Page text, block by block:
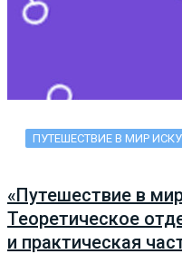
ПУТЕШЕСТВИЕ В МИР
«Путешествие в
Теоретическое
и практическая